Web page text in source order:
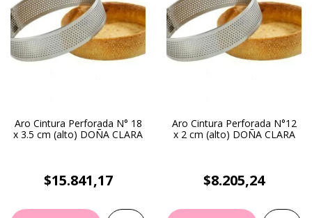
Aro Cintura Perforada N° 18
x 3.5 cm (alto) DOÑA CLARA
$15.841,17
Aro Cintura Perforada N°12
x 2 cm (alto) DOÑA CLARA
$8.205,24